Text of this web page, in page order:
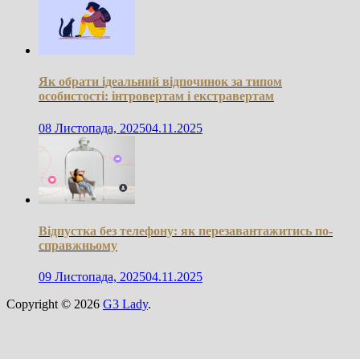
Як обрати ідеальний відпочинок за типом
особистості: інтровертам і екстравертам
08 Листопада, 202504.11.2025
Відпустка без телефону: як перезавантажитись по-
справжньому
09 Листопада, 202504.11.2025
Copyright © 2026 G3 Lady.